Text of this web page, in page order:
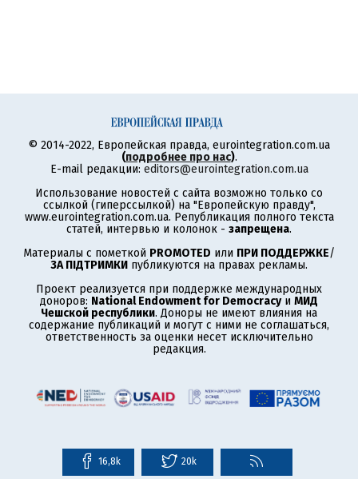
© 2014-2022, Европейская правда, eurointegration.com.ua
(подробнее про нас).
E-mail редакции: editors@eurointegration.com.ua
Использование новостей с сайта возможно только со
ссылкой (гиперссылкой) на "Европейскую правду",
www.eurointegration.com.ua. Републикация полного текста
статей, интервью и колонок - запрещена.
Материалы с пометкой PROMOTED или ПРИ ПОДДЕРЖКЕ/
ЗА ПІДТРИМКИ публикуются на правах рекламы.
Проект реализуется при поддержке международных
доноров: National Endowment for Democracyи МИД
Чешской республики. Доноры не имеют влияния на
содержание публикаций и могут с ними не соглашаться,
ответственность за оценки несет исключительно
редакция.
16,8k 20k